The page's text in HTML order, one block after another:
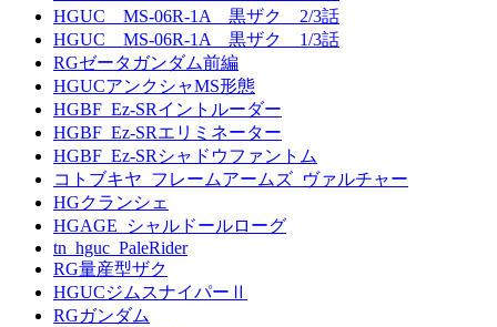
HGUC MS-06R-1A 黒ザク 2/3話
HGUC MS-06R-1A 黒ザク 1/3話
RGゼータガンダム前編
HGUCアンクシャMS形態
HGBF_Ez-SRイントルーダー
HGBF_Ez-SRエリミネーター
HGBF_Ez-SRシャドウファントム
コトブキヤ_フレームアームズ_ヴァルチャー
HGクランシェ
HGAGE_シャルドールローグ
tn_hguc_PaleRider
RG量産型ザク
HGUCジムスナイパーⅡ
RGガンダム